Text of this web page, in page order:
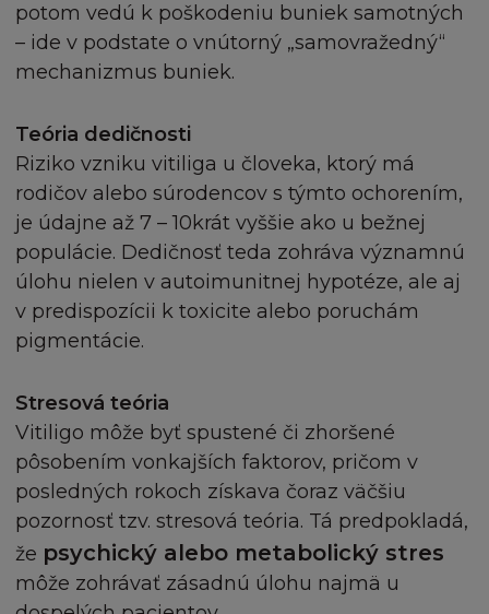
potom vedú k poškodeniu buniek samotných
– ide v podstate o vnútorný „samovražedný“
mechanizmus buniek.
Teória dedičnosti
Riziko vzniku vitiliga u človeka, ktorý má
rodičov alebo súrodencov s týmto ochorením,
je údajne až 7 – 10krát vyššie ako u bežnej
populácie. Dedičnosť teda zohráva významnú
úlohu nielen v autoimunitnej hypotéze, ale aj
v predispozícii k toxicite alebo poruchám
pigmentácie.
Stresová teória
Vitiligo môže byť spustené či zhoršené
pôsobením vonkajších faktorov, pričom v
posledných rokoch získava čoraz väčšiu
pozornosť tzv. stresová teória. Tá predpokladá,
že psychický alebo metabolický stres
môže zohrávať zásadnú úlohu najmä u
šířením přes počítačovou síť). Není dovoleno
poskytovat jakoukoukoliv část Stránky pro jinou
stránku, ať přes hypertextový odkaz nebo jinak.
a stejně tak nesmí být Stránka ukládána (ani celá,
ani její část) do vámi či třetími osobami
zpřístupněných databází nebo k šíření
databázových stránek obsahujících celou nebo
jen část Stránky.
SVOLENÍ
Pokud budete chtít získat informace od firmy L
nebo pokud budete chtít připojit vaši stránku k
oficiální Stránce L´Oréal, zašlete váš dotaz na
info@loreal.sk
NEZARUČUJEME
Stránka a Obsah jsou poskytovány "jak jsou" a
nezahrnují žádnou záruku jakéhokoliv druhu, ani